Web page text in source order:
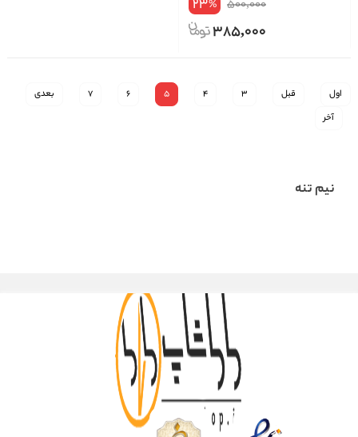
500,000
23%
385,000
اول قبل 3
4
5
6
7
بعدی
آخر
نیم تنه